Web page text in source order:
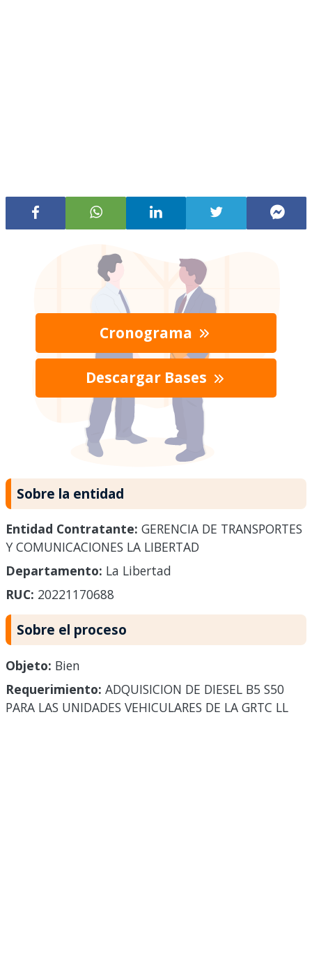
Cronograma
Descargar Bases
Sobre la entidad
Entidad Contratante: GERENCIA DE TRANSPORTES
Y COMUNICACIONES LA LIBERTAD
Departamento: La Libertad
RUC: 20221170688
Sobre el proceso
Objeto: Bien
Requerimiento: ADQUISICION DE DIESEL B5 S50
PARA LAS UNIDADES VEHICULARES DE LA GRTC LL